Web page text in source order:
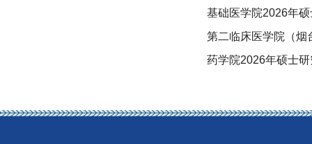
基础医学院2026年
第二临床医学院（烟
药学院2026年硕士